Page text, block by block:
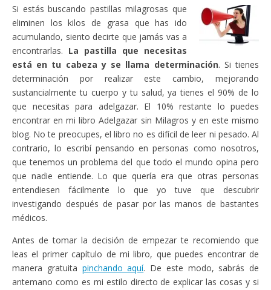
Si estás buscando pastillas milagrosas que
eliminen los kilos de grasa que has ido
acumulando, siento decirte que jamás vas a
encontrarlas. La pastilla que necesitas
está en tu cabeza y se llama determinación. Si tienes
determinación por realizar este cambio, mejorando
sustancialmente tu cuerpo y tu salud, ya tienes el 90% de lo
que necesitas para adelgazar. El 10% restante lo puedes
encontrar en mi libro Adelgazar sin Milagros y en este mismo
blog. No te preocupes, el libro no es difícil de leer ni pesado. Al
contrario, lo escribí pensando en personas como nosotros,
que tenemos un problema del que todo el mundo opina pero
que nadie entiende. Lo que quería era que otras personas
entendiesen fácilmente lo que yo tuve que descubrir
investigando después de pasar por las manos de bastantes
médicos.
Antes de tomar la decisión de empezar te recomiendo que
leas el primer capítulo de mi libro, que puedes encontrar de
manera gratuita pinchando aquí. De este modo, sabrás de
antemano como es mi estilo directo de explicar las cosas y si